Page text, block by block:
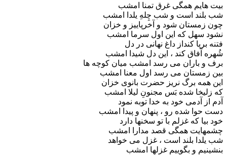
بیت هایم همگی غرق تمنا امشب
شب بلند است و شب چِلهِ یلدا امشب
چون زمستان شود و آخرپاییز و خزان
نشود سهل که این اول سرما امشب
فتنه برپا کنداز داغ نهانی در دل
شُهره آفاق کند ، این دل شیدا امشب
برف و باران می رسد امشب میان کوچه ها
بین زمستان می رسد اول معنا امشب
این همه برگ نریز حضرت بانوی خزان
که زلیخا شده بَس مجنونِ لیلا امشب
آدم از آدمی خود به خدا توبه نمود
دست حوا شده رو ، پنهان و پیدا امشب
خود بیا که غزلم با تو سخنها دارد
چشمهایت همگی قصد مدارا امشب
شب یلدا بلند است ، غزل می خواهد
بنشینیم و بگوییم غزلها امشب